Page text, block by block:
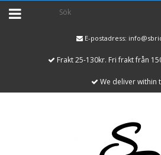
E-postadress:
Frakt 25-130kr. Fri frakt från
We deliver within